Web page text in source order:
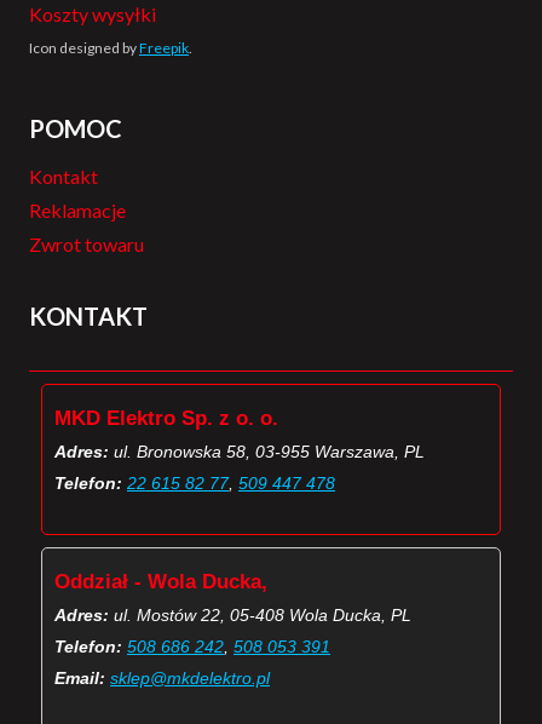
Koszty wysyłki
Icon designed byFreepik.
POMOC
Kontakt
Reklamacje
Zwrot towaru
KONTAKT
MKD Elektro Sp. z o. o.
Adres: ul. Bronowska 58, 03-955 Warszawa, PL
Telefon: 22 615 82 77, 509 447 478
Oddział - Wola Ducka,
Adres: ul. Mostów 22, 05-408 Wola Ducka, PL
Telefon: 508 686 242 508 053 391
Email: sklep@mkdelektro.pl